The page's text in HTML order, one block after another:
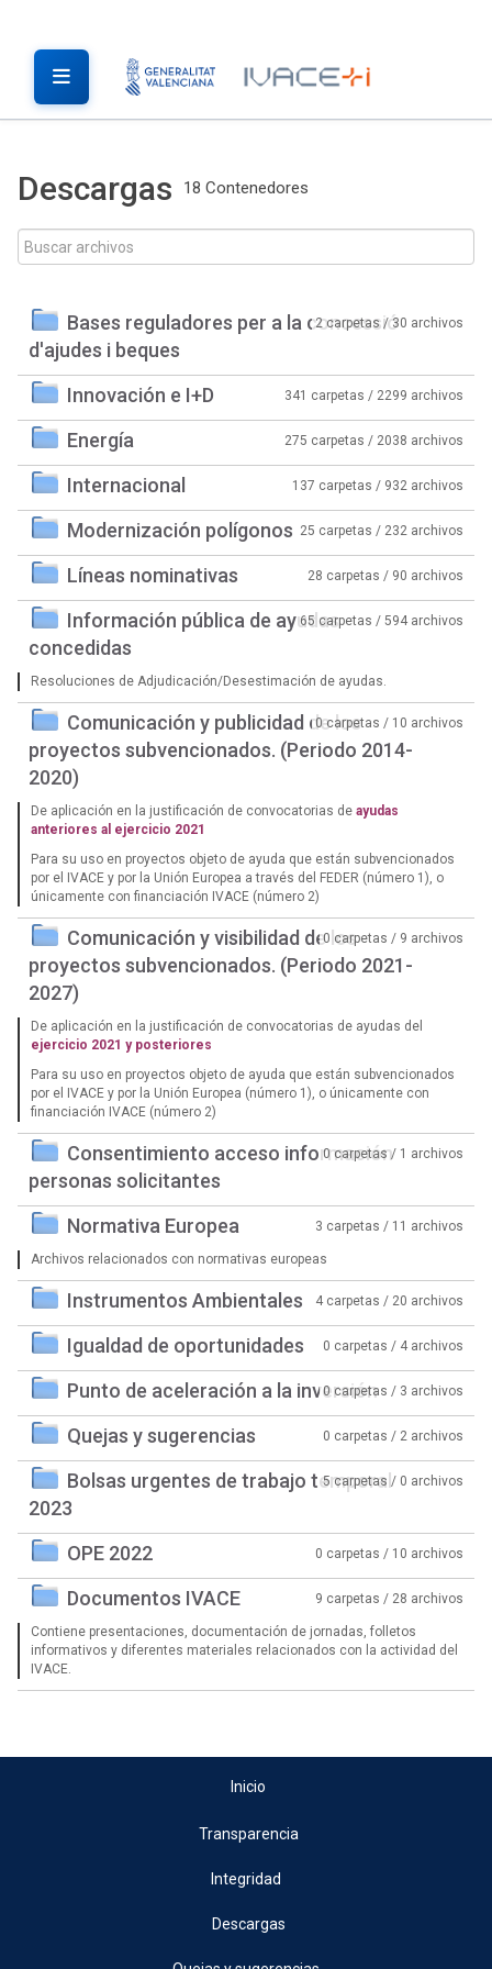
Descargas 18 Contenedores
Bases reguladores per a la concessió
d'ajudes i beques
2 carpetas / 30 archivos
Innovación e I+D 341 carpetas / 2299 archivos
Energía 275 carpetas / 2038 archivos
Internacional 137 carpetas / 932 archivos
Modernización polígonos 25 carpetas / 232 archivos
Líneas nominativas 28 carpetas / 90 archivos
Información pública de ayudas
concedidas
65 carpetas / 594 archivos
Resoluciones de Adjudicación/Desestimación de ayudas.
Comunicación y publicidad de los
proyectos subvencionados. (Periodo 2014-
2020)
0 carpetas / 10 archivos
De aplicación en la justificación de convocatorias de ayudas
anteriores al ejercicio 2021
Para su uso en proyectos objeto de ayuda que están subvencionados
por el IVACE y por la Unión Europea a través del FEDER (número 1), o
únicamente con financiación IVACE (número 2)
Comunicación y visibilidad de los
proyectos subvencionados. (Periodo 2021-
2027)
0 carpetas / 9 archivos
De aplicación en la justificación de convocatorias de ayudas del
ejercicio 2021 y posteriores
Para su uso en proyectos objeto de ayuda que están subvencionados
por el IVACE y por la Unión Europea (número 1), o únicamente con
financiación IVACE (número 2)
Consentimiento acceso información
personas solicitantes
0 carpetas / 1 archivos
Normativa Europea 3 carpetas / 11 archivos
Archivos relacionados con normativas europeas
Instrumentos Ambientales 4 carpetas / 20 archivos
Igualdad de oportunidades 0 carpetas / 4 archivos
Punto de aceleración a la inversión0 carpetas / 3 archivos
Quejas y sugerencias 0 carpetas / 2 archivos
Bolsas urgentes de trabajo temporal
2023
5 carpetas / 0 archivos
OPE 2022 0 carpetas / 10 archivos
Documentos IVACE 9 carpetas / 28 archivos
Contiene presentaciones, documentación de jornadas, folletos
informativos y diferentes materiales relacionados con la actividad del
IVACE.
Inicio
Transparencia
Integridad
Descargas